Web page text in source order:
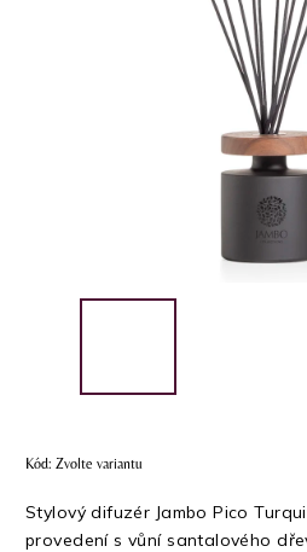
Kód: Zvolte variantu
Stylový difuzér Jambo Pico
provedení s vůní santalového